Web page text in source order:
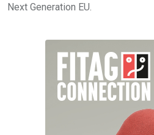
Next Generation EU.